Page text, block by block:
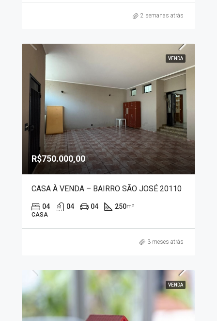
2 semanas atrás
VENDA
R$750.000,00
CASA À VENDA – BAIRRO SÃO JOSÉ 20110
04 04 04 250m²
CASA
3 meses atrás
VENDA